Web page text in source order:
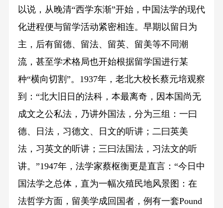
以说，从晚清“西学东渐”开始，中国法学的现代
化进程便与留学活动紧密相连。早期以留日为
主，后有留德、留法、留英、留美等不同潮
流，甚至学术格局也开始根据留学国进行某
种“横向切割”。1937年，老北大校长蔡元培观察
到：“北大旧日的法科，本最离奇，因本国尚无
成文之公私法，乃讲外国法，分为三组：一曰
德、日法，习德文、日文的听讲；二曰英美
法，习英文的听讲；三曰法国法，习法文的听
讲。”1947年，法学家蔡枢衡更是直言：“今日中
国法学之总体，直为一幅次殖民地风景图：在
法哲学方面，留美学成回国者，例有一套Pound